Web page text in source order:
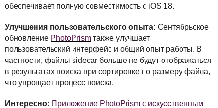
обеспечивает полную совместимость с iOS 18.
Улучшения пользовательского опыта: Сентябрьское
обновление PhotoPrism также улучшает
пользовательский интерфейс и общий опыт работы. В
частности, файлы sidecar больше не будут отображаться
в результатах поиска при сортировке по размеру файла,
что упрощает процесс поиска.
Интересно: Приложение PhotoPrism с искусственным